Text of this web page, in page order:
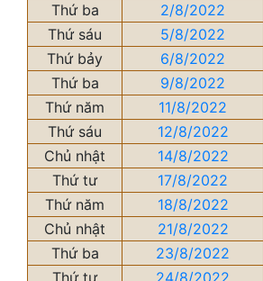
Thứ ba
2/8/2022
Thứ sáu
5/8/2022
Thứ bảy
6/8/2022
Thứ ba
9/8/2022
Thứ năm
11/8/2022
Thứ sáu
12/8/2022
Chủ nhật
14/8/2022
Thứ tư
17/8/2022
Thứ năm
18/8/2022
Chủ nhật
21/8/2022
Thứ ba
23/8/2022
Thứ tư
24/8/2022